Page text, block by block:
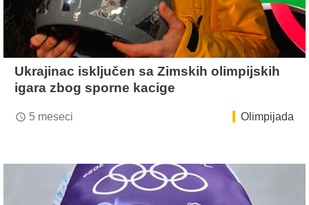
Ukrajinac isključen sa Zimskih olimpijskih
igara zbog sporne kacige
access_time 5 meseci Olimpijada